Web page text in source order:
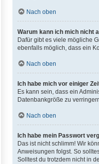
Nach oben
Warum kann ich mich nicht
Dafür gibt es viele mögliche
ebenfalls möglich, dass ein
Nach oben
Ich habe mich vor einiger
Es kann sein, dass ein
Datenbankgröße zu
Nach oben
Ich habe mein Passwort
Das ist nicht schlimm! Wir
Anweisungen folgst. So
Solltest du trotzdem nicht in